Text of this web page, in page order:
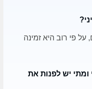
על פי רוב היא זמינה
ומתי יש לפנות את